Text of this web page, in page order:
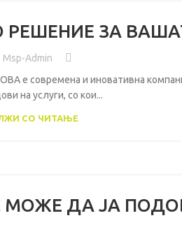
ЗА
Msp-Admin
и иновативна
на услуги, со кои...
СО ЧИТАЊЕ
ДА ЈА